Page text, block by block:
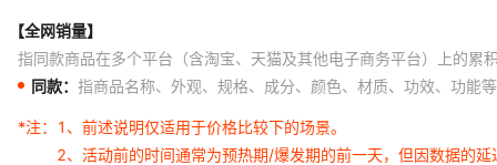
【全网销量】
指同款商品在多个平台（含淘宝、天猫及其他电子商务平台）上的累
同款： 指商品名称、外观、规格、成分、颜色、材质、功效、功能
*注：
1、前述说明仅适用于价格比较下的场景。
2、活动前的时间通常为预热期/爆发期的前一天，但因数据的